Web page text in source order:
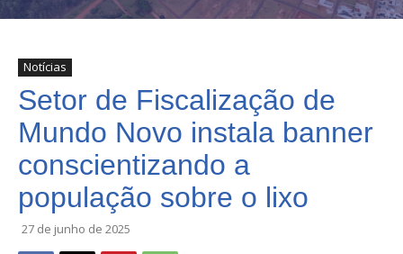
Notícias
Setor de Fiscalização de
Mundo Novo instala banner
conscientizando a
população sobre o lixo
27 de junho de 2025